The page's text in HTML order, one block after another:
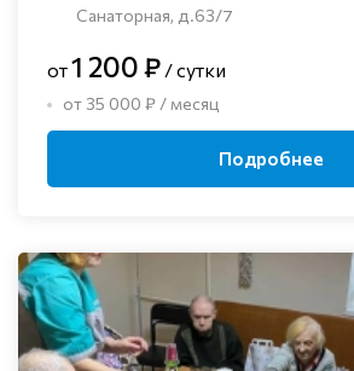
Санаторная, д.63/7
от1 200 ₽ / сутки
от 35 000 ₽ / месяц
Подробнее